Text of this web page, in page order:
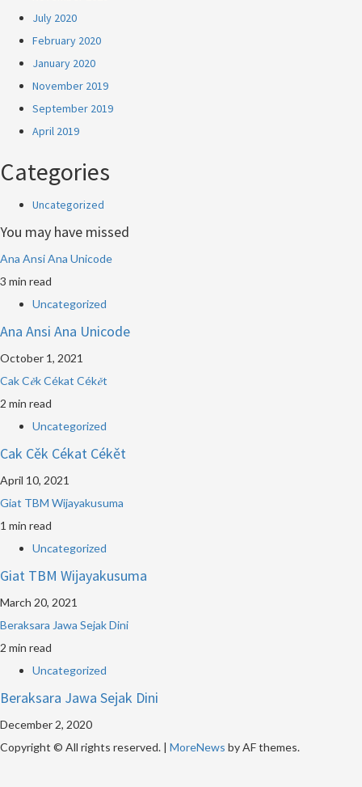
July 2020
February 2020
January 2020
November 2019
September 2019
April 2019
Categories
Uncategorized
You may have missed
Ana Ansi Ana Unicode
3 min read
Uncategorized
Ana Ansi Ana Unicode
October 1, 2021
Cak Cěk Cékat Cékět
2 min read
Uncategorized
Cak Cěk Cékat Cékět
April 10, 2021
Giat TBM Wijayakusuma
1 min read
Uncategorized
Giat TBM Wijayakusuma
March 20, 2021
Beraksara Jawa Sejak Dini
2 min read
Uncategorized
Beraksara Jawa Sejak Dini
December 2, 2020
Copyright © All rights reserved.
MoreNews by AF themes.